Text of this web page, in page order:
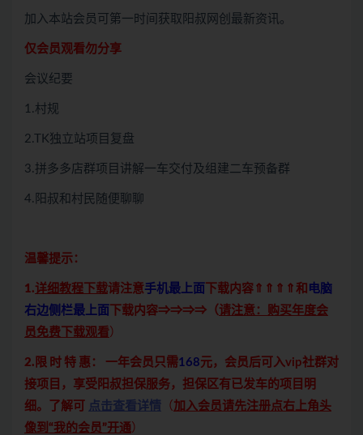
加入本站会员可第一时间获取阳叔网创最新资讯。
仅会员观看勿分享
会议纪要
1.村规
2.TK独立站项目复盘
3.拼多多店群项目讲解一车交付及组建二车预备群
4.阳叔和村民随便聊聊
温馨提示：
1.详细教程下载请注意手机最上面 下载内容⇑⇑⇑⇑和 电脑
右边侧栏最上面
下载内容⇒⇒⇒⇒（请注意：购买年度会
员免费下载观看）
2.限 时 特 惠： 一年会员只需168元，会员后可入vip社群对
接项目，享受阳叔担保服务，担保区有已发车的项目明
细。了解可
点击查看详情 （ 加入会员请先注册点右上角头
像到“我的会员”开通 ）